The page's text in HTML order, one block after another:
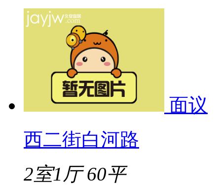
面议
西二街白河路
2室1厅 60平